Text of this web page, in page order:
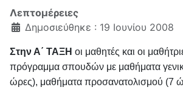
Λεπτομέρειες
Δημοσιεύθηκε : 19 Ιουνίου 2008
Στην Α΄ ΤΑΞΗ οι μαθητές και οι
πρόγραμμα σπουδών με μαθήματα
ώρες), μαθήματα προσανατολισμού (7